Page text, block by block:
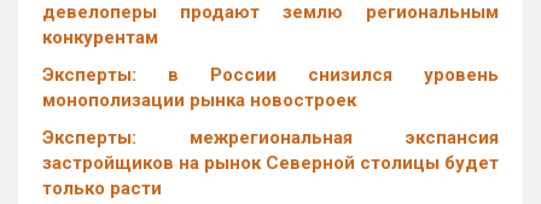
девелоперы продают землю региональным
конкурентам
Эксперты: в России снизился уровень
монополизации рынка новостроек
Эксперты: межрегиональная экспансия
застройщиков на рынок Северной столицы будет
только расти